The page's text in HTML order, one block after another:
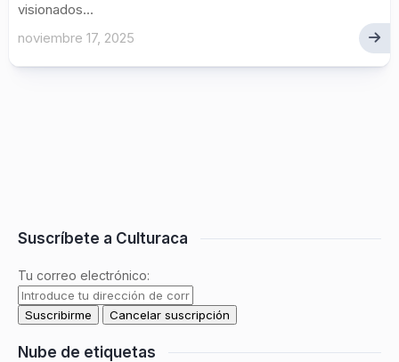
visionados...
noviembre 17, 2025
Suscríbete a Culturaca
Tu correo electrónico:
Nube de etiquetas